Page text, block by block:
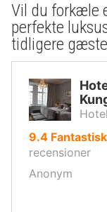
Vil du forkæle
perfekte
tidligere
9.4ud
af
Fantastisk
recensioner
Anonym